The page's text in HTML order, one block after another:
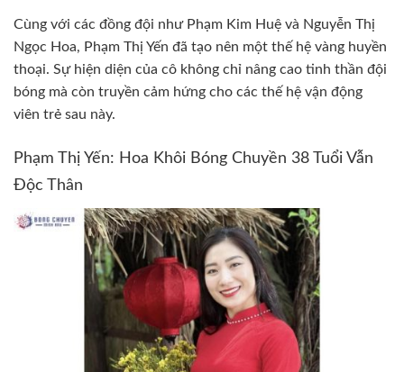
Cùng với các đồng đội như Phạm Kim Huệ và Nguyễn Thị
Ngọc Hoa, Phạm Thị Yến đã tạo nên một thế hệ vàng huyền
thoại. Sự hiện diện của cô không chỉ nâng cao tinh thần đội
bóng mà còn truyền cảm hứng cho các thế hệ vận động
viên trẻ sau này.
Phạm Thị Yến: Hoa Khôi Bóng Chuyền 38 Tuổi Vẫn
Độc Thân